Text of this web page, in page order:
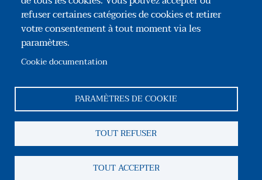
refuser certaines catégories de cookies et retirer
votre consentement à tout moment via les
paramètres.
Cookie documentation
PARAMÈTRES DE COOKIE
TOUT REFUSER
TOUT ACCEPTER
Association Congrès des Notaires de France
35, rue du Général Foy – 75008 Paris
Reseaux sociaux
ContactMentions légales
Information sur les cookiesGestion des cookies